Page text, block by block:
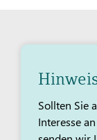
Sollten Sie
Interesse